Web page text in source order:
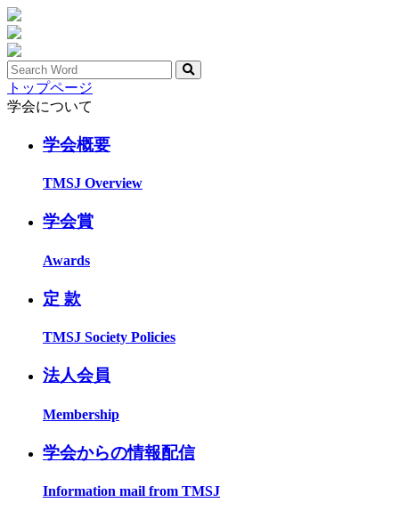
トップページ
学会について
学会概要
TMSJ Overview
学会賞
Awards
定 款
TMSJ Society Policies
法人会員
Membership
学会からの情報配信
Information mail from TMSJ